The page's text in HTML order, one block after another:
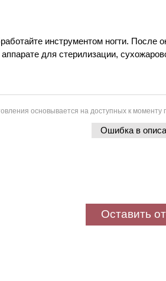
инструментом ногти.
для стерилизации,
основывается на доступных к моменту
Ошибка в
Оставить